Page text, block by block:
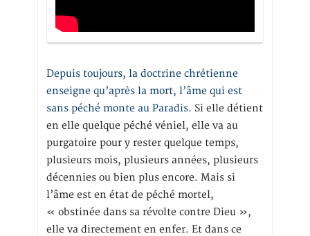
Depuis toujours, la doctrine chrétienne
enseigne qu’après la mort, l’âme qui est
sans péché monte au Paradis. Si elle détient
en elle quelque péché véniel, elle va au
purgatoire pour y rester quelque temps,
plusieurs mois, plusieurs années, plusieurs
décennies ou bien plus encore. Mais si
l’âme est en état de péché mortel,
« obstinée dans sa révolte contre Dieu »,
elle va directement en enfer. Et dans ce